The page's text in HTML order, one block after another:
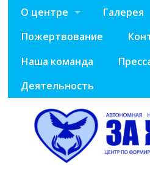
О центре
Галерея
Пожертвование
Наша команда
Деятельность